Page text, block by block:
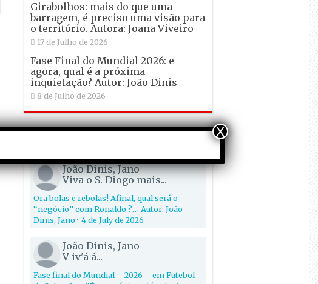
Girabolhos: mais do que uma
barragem, é preciso uma visão para
o território. Autora: Joana Viveiro
17 de Julho de 2026
Fase Final do Mundial 2026: e
agora, qual é a próxima
inquietação? Autor: João Dinis
8 de Julho de 2026
João Dinis, Jano
Viva o S. Diogo mais...
Ora bolas e rebolas! Afinal, qual será o
“negócio” com Ronaldo ?… Autor: João
Dinis, Jano· 4 de July de 2026
João Dinis, Jano
V iv'á á...
Fase final do Mundial – 2026 – em Futebol
X